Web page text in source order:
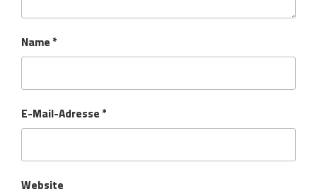
Name*
E-Mail-Adresse*
Website